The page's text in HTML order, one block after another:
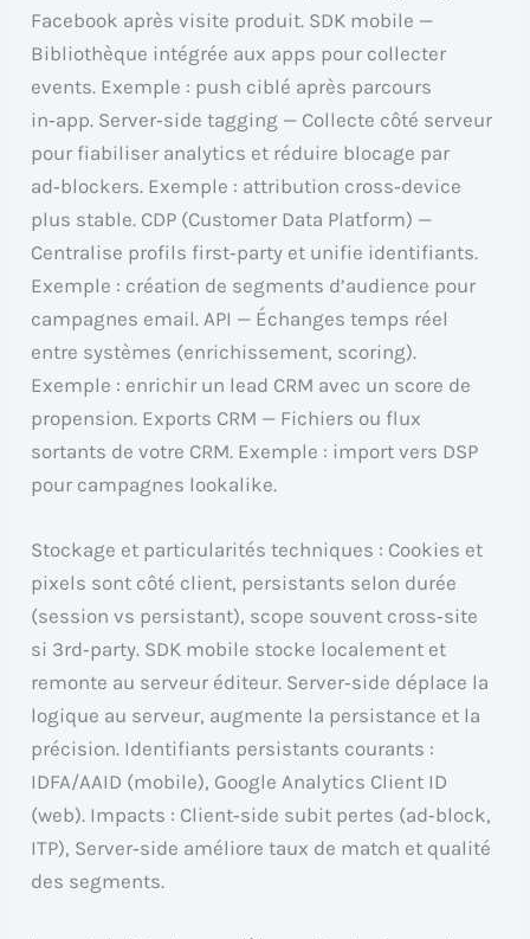
Facebook après visite produit. SDK mobile —
Bibliothèque intégrée aux apps pour collecter
events. Exemple : push ciblé après parcours
in‑app. Server‑side tagging — Collecte côté serveur
pour fiabiliser analytics et réduire blocage par
ad‑blockers. Exemple : attribution cross‑device
plus stable. CDP (Customer Data Platform) —
Centralise profils first‑party et unifie identifiants.
Exemple : création de segments d’audience pour
campagnes email. API — Échanges temps réel
entre systèmes (enrichissement, scoring).
Exemple : enrichir un lead CRM avec un score de
propension. Exports CRM — Fichiers ou flux
sortants de votre CRM. Exemple : import vers DSP
pour campagnes lookalike.
Stockage et particularités techniques : Cookies et
pixels sont côté client, persistants selon durée
(session vs persistant), scope souvent cross‑site
si 3rd‑party. SDK mobile stocke localement et
remonte au serveur éditeur. Server‑side déplace la
logique au serveur, augmente la persistance et la
précision. Identifiants persistants courants :
IDFA/AAID (mobile), Google Analytics Client ID
(web). Impacts : Client‑side subit pertes (ad‑block,
ITP), Server‑side améliore taux de match et qualité
des segments.